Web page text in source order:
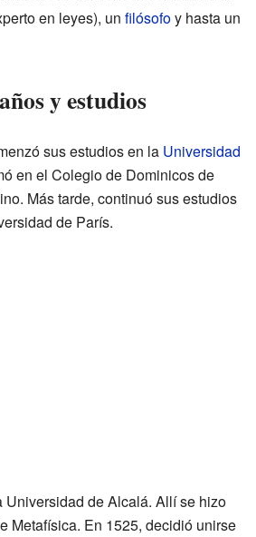
en leyes), un filósofoy hasta un
y estudios
sus estudios en la Universidad
en el Colegio de Dominicos de
Más tarde, continuó sus estudios
de París.
Universidad de Alcalá. Allí se hizo
Metafísica. En 1525, decidió unirse